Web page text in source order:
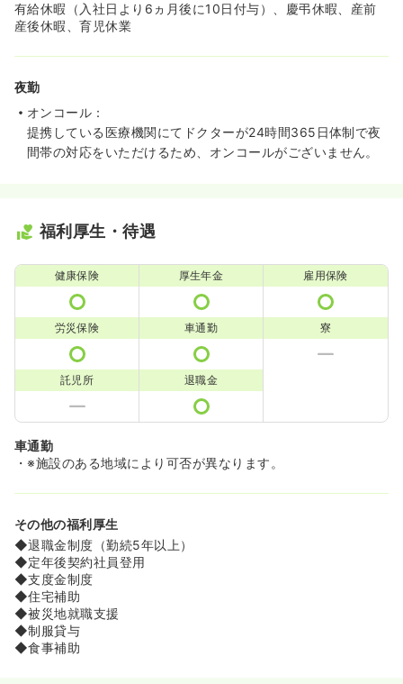
有給休暇（入社日より6ヵ月後に10日付与）、慶弔休暇、産前
産後休暇、育児休業
夜勤
オンコール：
提携している医療機関にてドクターが24時間365日体制で夜
間帯の対応をいただけるため、オンコールがございません。
福利厚生・待遇
健康保険 厚生年金 雇用保険
労災保険 車通勤 寮
託児所 退職金
車通勤
・※施設のある地域により可否が異なります。
その他の福利厚生
◆退職金制度（勤続5年以上）
◆定年後契約社員登用
◆支度金制度
◆住宅補助
◆被災地就職支援
◆制服貸与
◆食事補助